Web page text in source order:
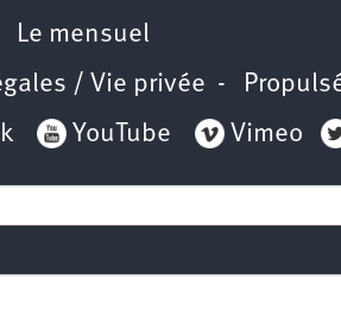
Le mensuel
/ Vie privée -
YouTube Vimeo